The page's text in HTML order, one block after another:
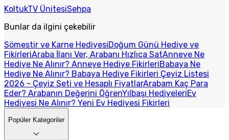
KoltukTV ÜnitesiSehpa
Bunlar da ilgini çekebilir
Sömestir ve Karne HediyesiDoğum Günü Hediye ve
FikirleriAraba İlanı Ver, Arabanı Hızlıca SatAnneye Ne
Hediye Ne Alınır? Anneye Hediye FikirleriBabaya Ne
Hediye Ne Alınır? Babaya Hediye Fikirleri Çeyiz Listesi
2026 - Çeyiz Seti ve Hesaplı FiyatlarArabam Kaç Para
Eder? Arabanın Değerini ÖğrenYılbaşı HediyeleriEv
Hediyesi Ne Alınır? Yeni Ev Hediyesi Fikirleri
Popüler Kategoriler